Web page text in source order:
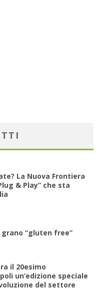
La Nuova Frontiera
& Play” che sta
grano “gluten free”
il 20esimo
un’edizione speciale
del settore